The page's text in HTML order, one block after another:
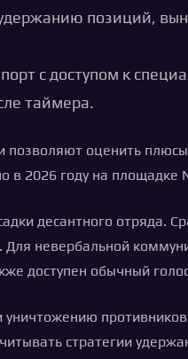
позиций,
с доступом к
таймера.
оценить
в 2026 году на площадке
десантного отряда.
Для невербальной
доступен обычный
стратегии